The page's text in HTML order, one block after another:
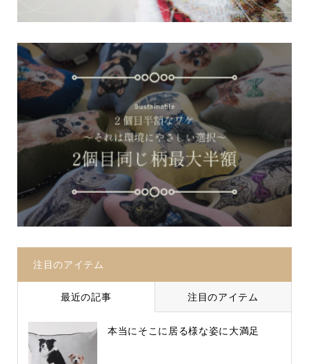
注目のアイテム
最近の記事 注目のアイテム
本当にそこに居る様な姿に大満足